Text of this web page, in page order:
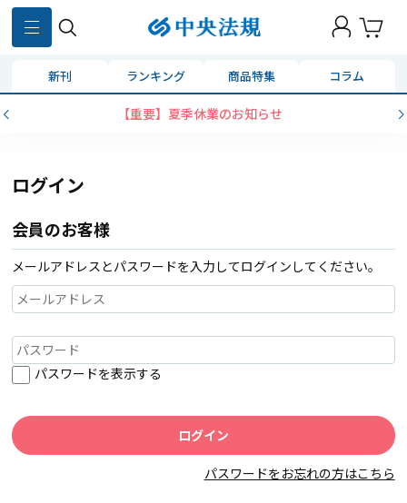
新刊 ランキング 商品特集 コラム
【重要】夏季休業のお知らせ
ログイン
会員のお客様
メールアドレスとパスワードを入力してログインしてください。
パスワードを表示する
パスワードをお忘れの方はこちら